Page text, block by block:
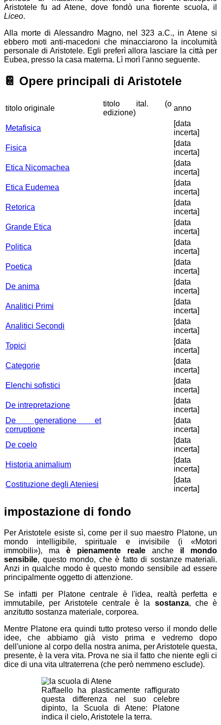
Aristotele fu ad Atene, dove fondò una fiorente scuola, il
Liceo.
Alla morte di Alessandro Magno, nel 323 a.C., in Atene si
ebbero moti anti-macedoni che minacciarono la incolumità
personale di Aristotele. Egli preferì allora lasciare la città per
Eubea, presso la casa materna. Lì morì l'anno seguente.
📔 Opere principali di Aristotele
titolo originale
titolo ital. (o
edizione)
anno
Metafisica
[data
incerta]
Fisica
[data
incerta]
Etica Nicomachea
[data
incerta]
Etica Eudemea
[data
incerta]
Retorica
[data
incerta]
Grande Etica
[data
incerta]
Politica
[data
incerta]
Poetica
[data
incerta]
De anima
[data
incerta]
Analitici Primi
[data
incerta]
Analitici Secondi
[data
incerta]
Topici
[data
incerta]
Categorie
[data
incerta]
Elenchi sofistici
[data
incerta]
De intrepretazione
[data
incerta]
De generatione et
corruptione
[data
incerta]
De coelo
[data
incerta]
Historia animalium
[data
incerta]
Costituzione degli Ateniesi
[data
incerta]
impostazione di fondo
Per Aristotele esiste sì, come per il suo maestro Platone, un
mondo intelligibile, spirituale e invisibile (i
Motori
immobili ), ma è pienamente reale anche il mondo
sensibile, questo mondo, che è fatto di sostanze materiali.
Anzi in qualche modo è questo mondo sensibile ad essere
principalmente oggetto di attenzione.
Se infatti per Platone centrale è l'idea, realtà perfetta e
immutabile, per Aristotele centrale è la sostanza, che è
anzitutto sostanza materiale, corporea.
Mentre Platone era quindi tutto proteso verso il mondo delle
idee, che abbiamo già visto prima e vedremo dopo
dell'unione al corpo della nostra anima, per Aristotele questa,
presente, è la vera vita. Prova ne sia il fatto che niente egli ci
dice di una vita ultraterrena (che però nemmeno esclude).
Raffaello ha plasticamente raffigurato
questa differenza nel suo celebre
dipinto, la Scuola di Atene: Platone
indica il cielo, Aristotele la terra.